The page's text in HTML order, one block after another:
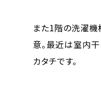
また1階の洗濯機
意。最近は室内
カタチです。